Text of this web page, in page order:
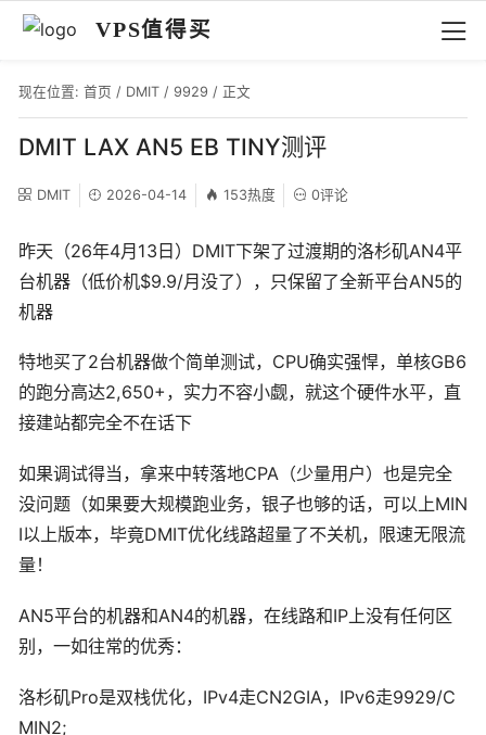
VPS值得买
现在位置: 首页 / DMIT / 9929 / 正文
DMIT LAX AN5 EB TINY测评
DMIT 2026-04-14 153热度 0评论
昨天（26年4月13日）DMIT下架了过渡期的洛杉矶AN4平
台机器（低价机$9.9/月没了），只保留了全新平台AN5的
机器
特地买了2台机器做个简单测试，CPU确实强悍，单核GB6
的跑分高达2,650+，实力不容小觑，就这个硬件水平，直
接建站都完全不在话下
如果调试得当，拿来中转落地CPA（少量用户）也是完全
没问题（如果要大规模跑业务，银子也够的话，可以上MIN
I以上版本，毕竟DMIT优化线路超量了不关机，限速无限流
量！
AN5平台的机器和AN4的机器，在线路和IP上没有任何区
别，一如往常的优秀：
洛杉矶Pro是双栈优化，IPv4走CN2GIA，IPv6走9929/C
MIN2;